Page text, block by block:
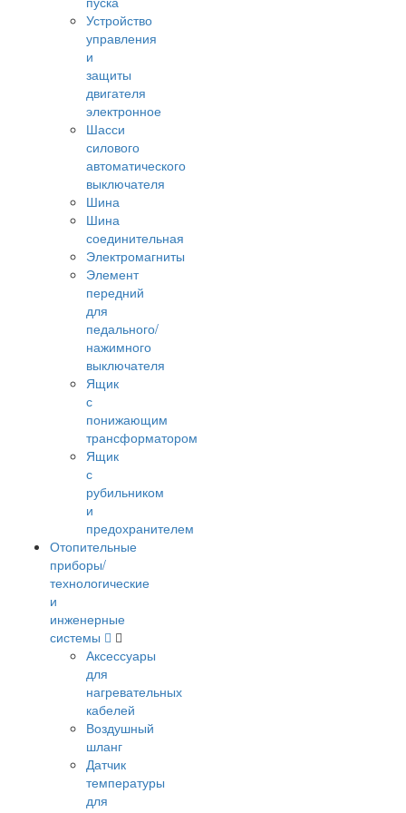
Устройство
управления
и
защиты
двигателя
электронное
Шасси
силового
автоматического
выключателя
Шина
Шина
соединительная
Электромагниты
Элемент
передний
для
педального/
нажимного
выключателя
Ящик
с
понижающим
трансформатором
Ящик
с
рубильником
и
предохранителем
Отопительные
приборы/
технологические
и
инженерные
системы
Аксессуары
для
нагревательных
кабелей
Воздушный
шланг
Датчик
температуры
для